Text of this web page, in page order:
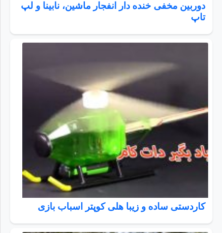
دوربین مخفی خنده دار انفجار ماشین، نابینا و لپ
تاپ
کاردستی ساده و زیبا هلی کوپتر اسباب بازی